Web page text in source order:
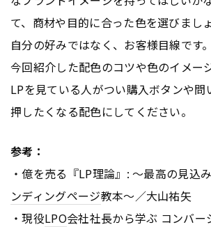
て、商材や目的に合った色を選びまし
自分の好みではなく、お客様目線です。
今回紹介した配色のコツや色のイメー
LPを見ている人がつい購入ボタンや問
押したくなる配色にしてください。
参考：
・億を売る『LP理論』: 〜最高の見込
ンディングページ教本〜／大山祐矢
・現役LPO会社社長から学ぶ コンバー